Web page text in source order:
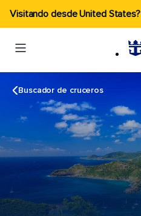
Visitando desde United States?
Buscador de cruceros